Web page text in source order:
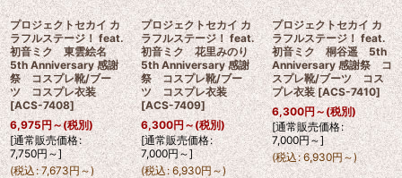
プロジェクトセカイ カ
ラフルステージ！ feat.
初音ミク 東雲絵名
5th Anniversary 感謝
祭 コスプレ靴/ブー
ツ コスプレ衣装
[ACS-7408]
6,975円～(税別)
[通常販売価格:
7,750円～]
(税込: 7,673円～)
プロジェクトセカイ カ
ラフルステージ！ feat.
初音ミク 花里みのり
5th Anniversary 感謝
祭 コスプレ靴/ブー
ツ コスプレ衣装
[ACS-7409]
6,300円 ～(税別)
[通常販売価格:
7,000円～]
(税込: 6,930円 ～)
プロジェクトセカイ カ
ラフルステージ！ feat.
初音ミク 桐谷遥 5th
Anniversary 感謝祭 コ
スプレ靴/ブーツ コス
プレ衣装 [ACS-7410]
6,300円～(税別)
[通常販売価格:
7,000円～]
(税込: 6,930円～)